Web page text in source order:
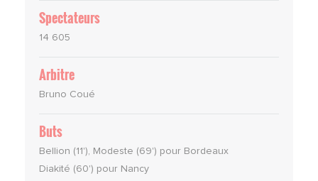
Spectateurs
14 605
Arbitre
Bruno Coué
Buts
Bellion (11'), Modeste (69') pour Bordeaux
Diakité (60') pour Nancy